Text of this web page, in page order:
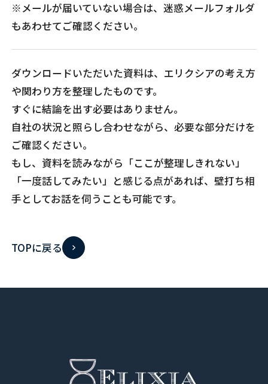
※メールが届いていない場合は、迷惑メールフォルダ
もあわせてご確認ください。
ダウンロードいただいた資料は、エリクシアの考え方
や関わり方を整理したものです。
すぐに結論を出す必要はありません。
自社の状況と照らし合わせながら、必要な部分だけを
ご確認ください。
もし、資料を読みながら「ここが整理しきれない」
「一度話してみたい」と感じる点があれば、壁打ち相
手としてお話を伺うことも可能です。
TOPに戻る